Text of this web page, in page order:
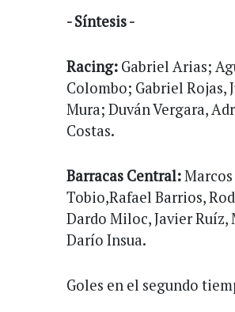
- Síntesis -
Racing: Gabriel Arias;
Colombo; Gabriel Rojas,
Mura; Duván Vergara,
Costas.
Barracas Central:
Tobio,Rafael Barrios,
Dardo Miloc, Javier
Darío Insua.
Goles en el segundo